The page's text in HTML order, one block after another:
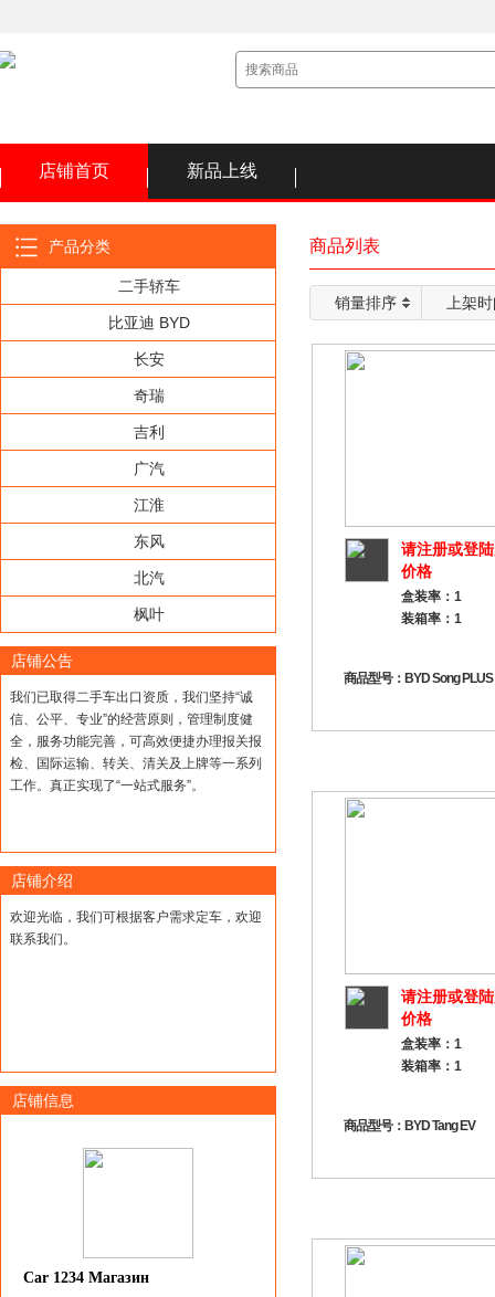
店铺首页 新品上线
产品分类
二手轿车
比亚迪 BYD
长安
奇瑞
吉利
广汽
江淮
东风
北汽
枫叶
店铺公告
我们已取得二手车出口资质，我们坚持“诚
信、公平、专业”的经营原则，管理制度健
全，服务功能完善，可高效便捷办理报关报
检、国际运输、转关、清关及上牌等一系列
工作。真正实现了“一站式服务”。
店铺介绍
欢迎光临，我们可根据客户需求定车，欢迎
联系我们。
店铺信息
Car 1234 Магазин
商品列表
销量排序 上架
请注册或登
价格
盒装率：1
装箱率：1
商品型号：BYD Song PLUS
请注册或登
价格
盒装率：1
装箱率：1
商品型号：BYD Tang EV